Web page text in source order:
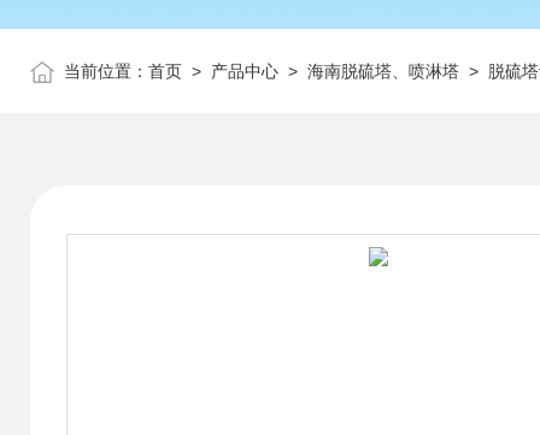
当前位置： 首页 > 产品中心 > 海南脱硫塔、喷淋塔 > 脱硫